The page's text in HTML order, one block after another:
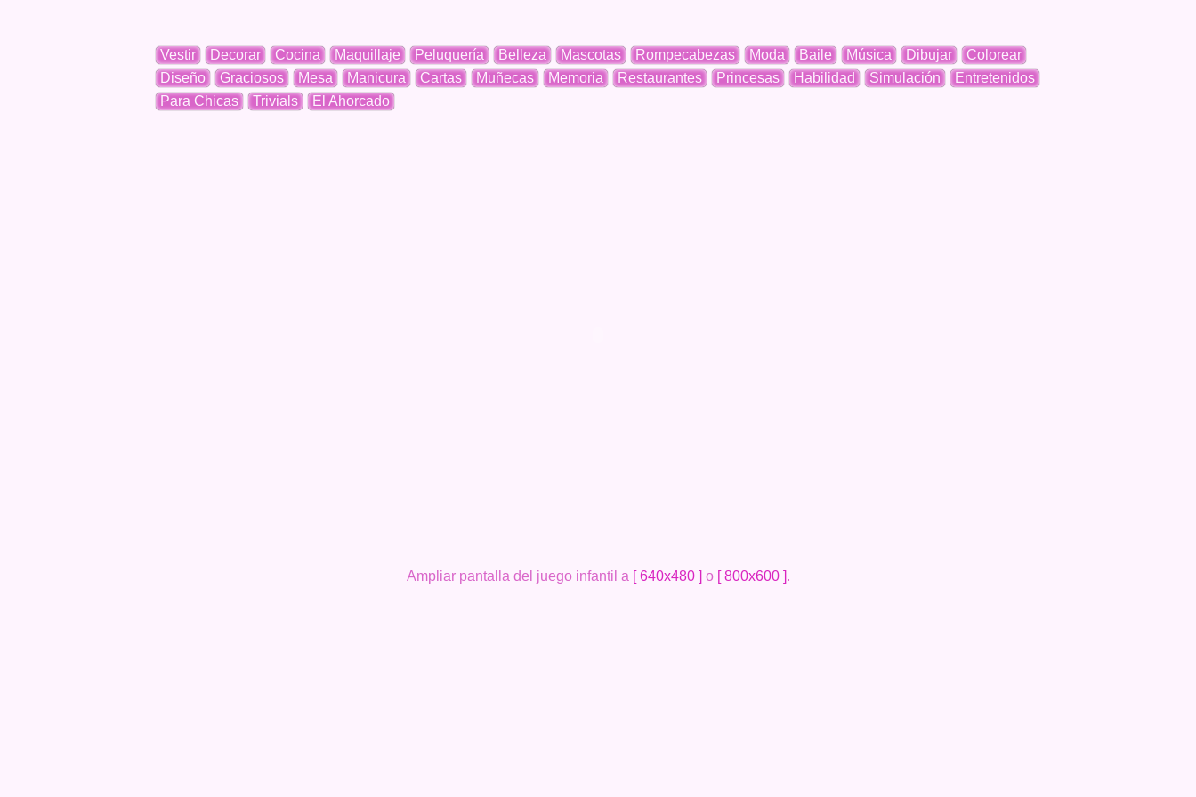
Vestir Decorar Cocina Maquillaje Peluquería Belleza Mascotas Rompecabezas Moda Baile Música Dibujar
Colorear
Diseño
Graciosos Mesa Manicura Cartas Muñecas Memoria Restaurantes Princesas Habilidad Simulación
Entretenidos
Para Chicas
Trivials El Ahorcado
Ampliar pantalla del juego infantil a [ 640x480 ] o [ 800x600 ].